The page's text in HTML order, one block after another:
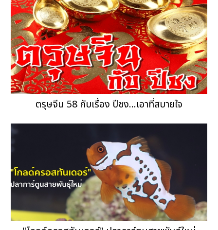
ตรุษจีน 58 กับเรื่อง ปีชง...เอาที่สบายใจ